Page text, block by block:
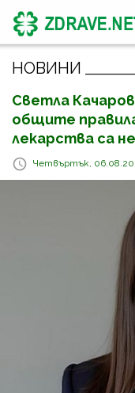
НОВИНИ
Светла
общите
лекарства са
Четвъртък,